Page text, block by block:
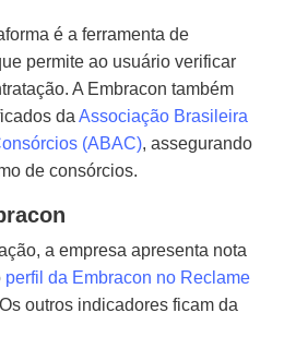
é a ferramenta de
permite ao usuário verificar
A Embracon também
da Associação Brasileira
(ABAC), assegurando
de consórcios.
a empresa apresenta nota
perfil da Embracon no Reclame
outros indicadores ficam da